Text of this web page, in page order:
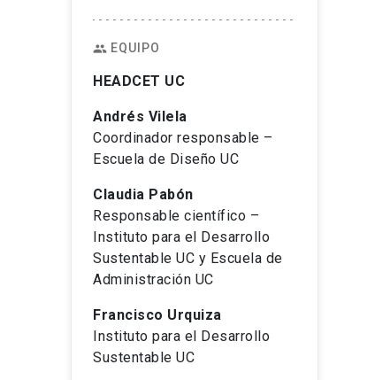
people EQUIPO
HEADCET UC
Andrés Vilela
Coordinador responsable –
Escuela de Diseño UC
Claudia Pabón
Responsable científico –
Instituto para el Desarrollo
Sustentable UC y Escuela de
Administración UC
Francisco Urquiza
Instituto para el Desarrollo
Sustentable UC